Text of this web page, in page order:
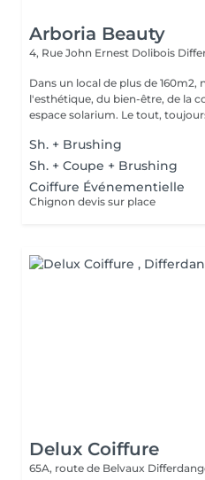
Arboria Beauty
4, Rue John Ernest Dolibois
Dans un local de plus de
l'esthétique, du bien-être, de la
espace solarium. Le tout,
Sh. + Brushing
Sh. + Coupe + Brushing
Coiffure Événementielle
Chignon devis sur place
Delux Coiffure
65A, route de Belvaux